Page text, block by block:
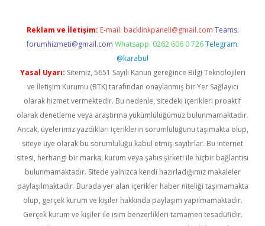
Reklam ve İletişim: E-mail: backlinkpaneli@gmail.com Teams:
forumhizmeti@gmail.com Whatsapp: 0262 606 0 726 Telegram:
@karabul
Yasal Uyarı: Sitemiz, 5651 Sayılı Kanun gereğince Bilgi Teknolojileri
ve İletişim Kurumu (BTK) tarafından onaylanmış bir Yer Sağlayıcı
olarak hizmet vermektedir. Bu nedenle, sitedeki içerikleri proaktif
olarak denetleme veya araştırma yükümlülüğümüz bulunmamaktadır.
Ancak, üyelerimiz yazdıkları içeriklerin sorumluluğunu taşımakta olup,
siteye üye olarak bu sorumluluğu kabul etmiş sayılırlar. Bu internet
sitesi, herhangi bir marka, kurum veya şahıs şirketi ile hiçbir bağlantısı
bulunmamaktadır. Sitede yalnızca kendi hazırladığımız makaleler
paylaşılmaktadır. Burada yer alan içerikler haber niteliği taşımamakta
olup, gerçek kurum ve kişiler hakkında paylaşım yapılmamaktadır.
Gerçek kurum ve kişiler ile isim benzerlikleri tamamen tesadüfidir.